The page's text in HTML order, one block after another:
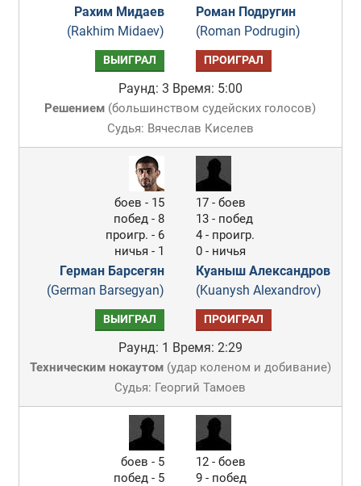
Рахим Мидаев
(Rakhim Midaev)
Роман Подругин
(Roman Podrugin)
ВЫИГРАЛ ПРОИГРАЛ
Раунд: 3 Время: 5:00
Решением (большинством судейских голосов)
Судья: Вячеслав Киселев
боев - 15
побед - 8
проигр. - 6
ничья - 1
Герман Барсегян
(German Barsegyan)
17 - боев
13 - побед
4 - проигр.
0 - ничья
Куаныш Александров
(Kuanysh Alexandrov)
ВЫИГРАЛ ПРОИГРАЛ
Раунд: 1 Время: 2:29
Техническим нокаутом(удар коленом и добивание)
Судья: Георгий Тамоев
боев - 5
побед - 5
12 - боев
9 - побед